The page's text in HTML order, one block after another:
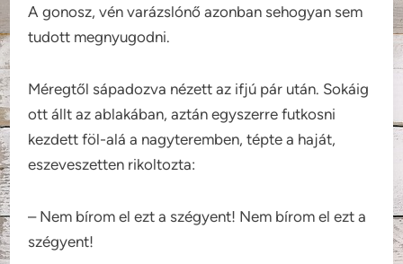
A gonosz, vén varázslónő azonban sehogyan sem
tudott megnyugodni.
Méregtől sápadozva nézett az ifjú pár után. Sokáig
ott állt az ablakában, aztán egyszerre futkosni
kezdett föl-alá a nagyteremben, tépte a haját,
eszeveszetten rikoltozta:
– Nem bírom el ezt a szégyent! Nem bírom el ezt a
szégyent!